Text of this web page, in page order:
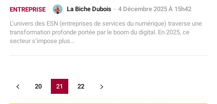
ENTREPRISE La Biche Dubois - 4 Décembre 2025 À 15h42
L’univers des ESN (entreprises de services du numérique) traverse une
transformation profonde portée par le boom du digital. En 2025, ce
secteur s’impose plus...
20 21 22